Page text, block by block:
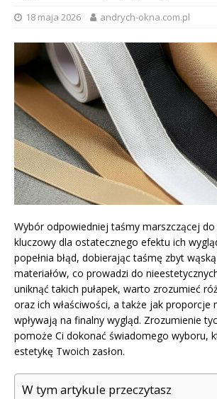
18 maja 2026 andrych-okna.com.pl
Wybór odpowiedniej taśmy marszczącej do
kluczowy dla ostatecznego efektu ich
popełnia błąd, dobierając taśmę zbyt
materiałów, co prowadzi do
uniknąć takich pułapek, warto zrozumieć
oraz ich właściwości, a także jak proporcje
wpływają na finalny wygląd. Zrozumienie
pomoże Ci dokonać świadomego wyboru,
estetykę Twoich zasłon.
W tym artykule przeczytasz